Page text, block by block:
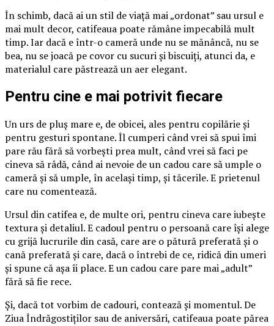
În schimb, dacă ai un stil de viață mai „ordonat” sau ursul e
mai mult decor, catifeaua poate rămâne impecabilă mult
timp. Iar dacă e într-o cameră unde nu se mănâncă, nu se
bea, nu se joacă pe covor cu sucuri și biscuiți, atunci da, e
materialul care păstrează un aer elegant.
Pentru cine e mai potrivit fiecare
Un urs de pluș mare e, de obicei, ales pentru copilărie și
pentru gesturi spontane. Îl cumperi când vrei să spui îmi
pare rău fără să vorbești prea mult, când vrei să faci pe
cineva să râdă, când ai nevoie de un cadou care să umple o
cameră și să umple, în același timp, și tăcerile. E prietenul
care nu comentează.
Ursul din catifea e, de multe ori, pentru cineva care iubește
textura și detaliul. E cadoul pentru o persoană care își alege
cu grijă lucrurile din casă, care are o pătură preferată și o
cană preferată și care, dacă o întrebi de ce, ridică din umeri
și spune că așa îi place. E un cadou care pare mai „adult”
fără să fie rece.
Și, dacă tot vorbim de cadouri, contează și momentul. De
Ziua Îndrăgostiților sau de aniversări, catifeaua poate părea